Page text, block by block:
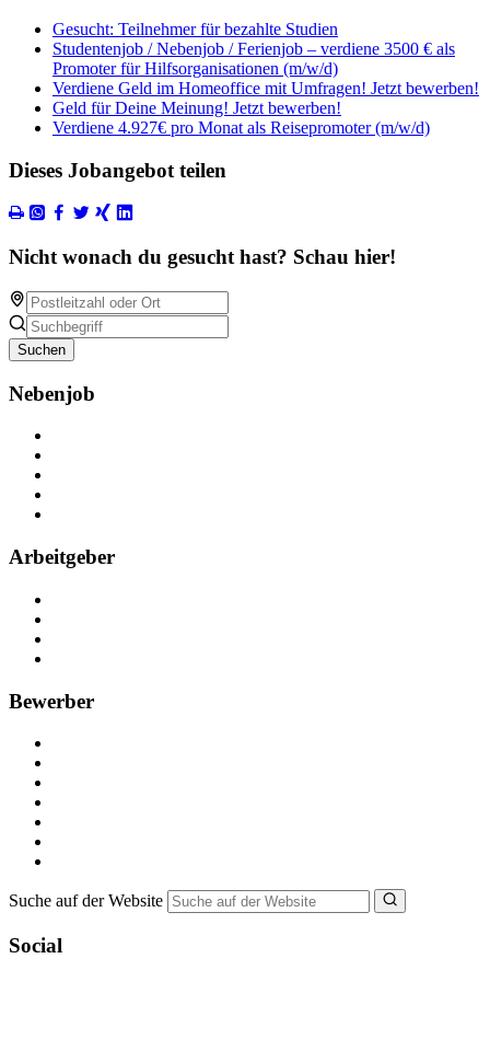
Gesucht: Teilnehmer für bezahlte Studien
Studentenjob / Nebenjob / Ferienjob – verdiene 3500 € als
Promoter für Hilfsorganisationen (m/w/d)
Verdiene Geld im Homeoffice mit Umfragen! Jetzt bewerben!
Geld für Deine Meinung! Jetzt bewerben!
Verdiene 4.927€ pro Monat als Reisepromoter (m/w/d)
Dieses Jobangebot teilen
Nicht wonach du gesucht hast? Schau hier!
Suchen
Nebenjob
Arbeitgeber
Bewerber
Suche auf der Website
Social